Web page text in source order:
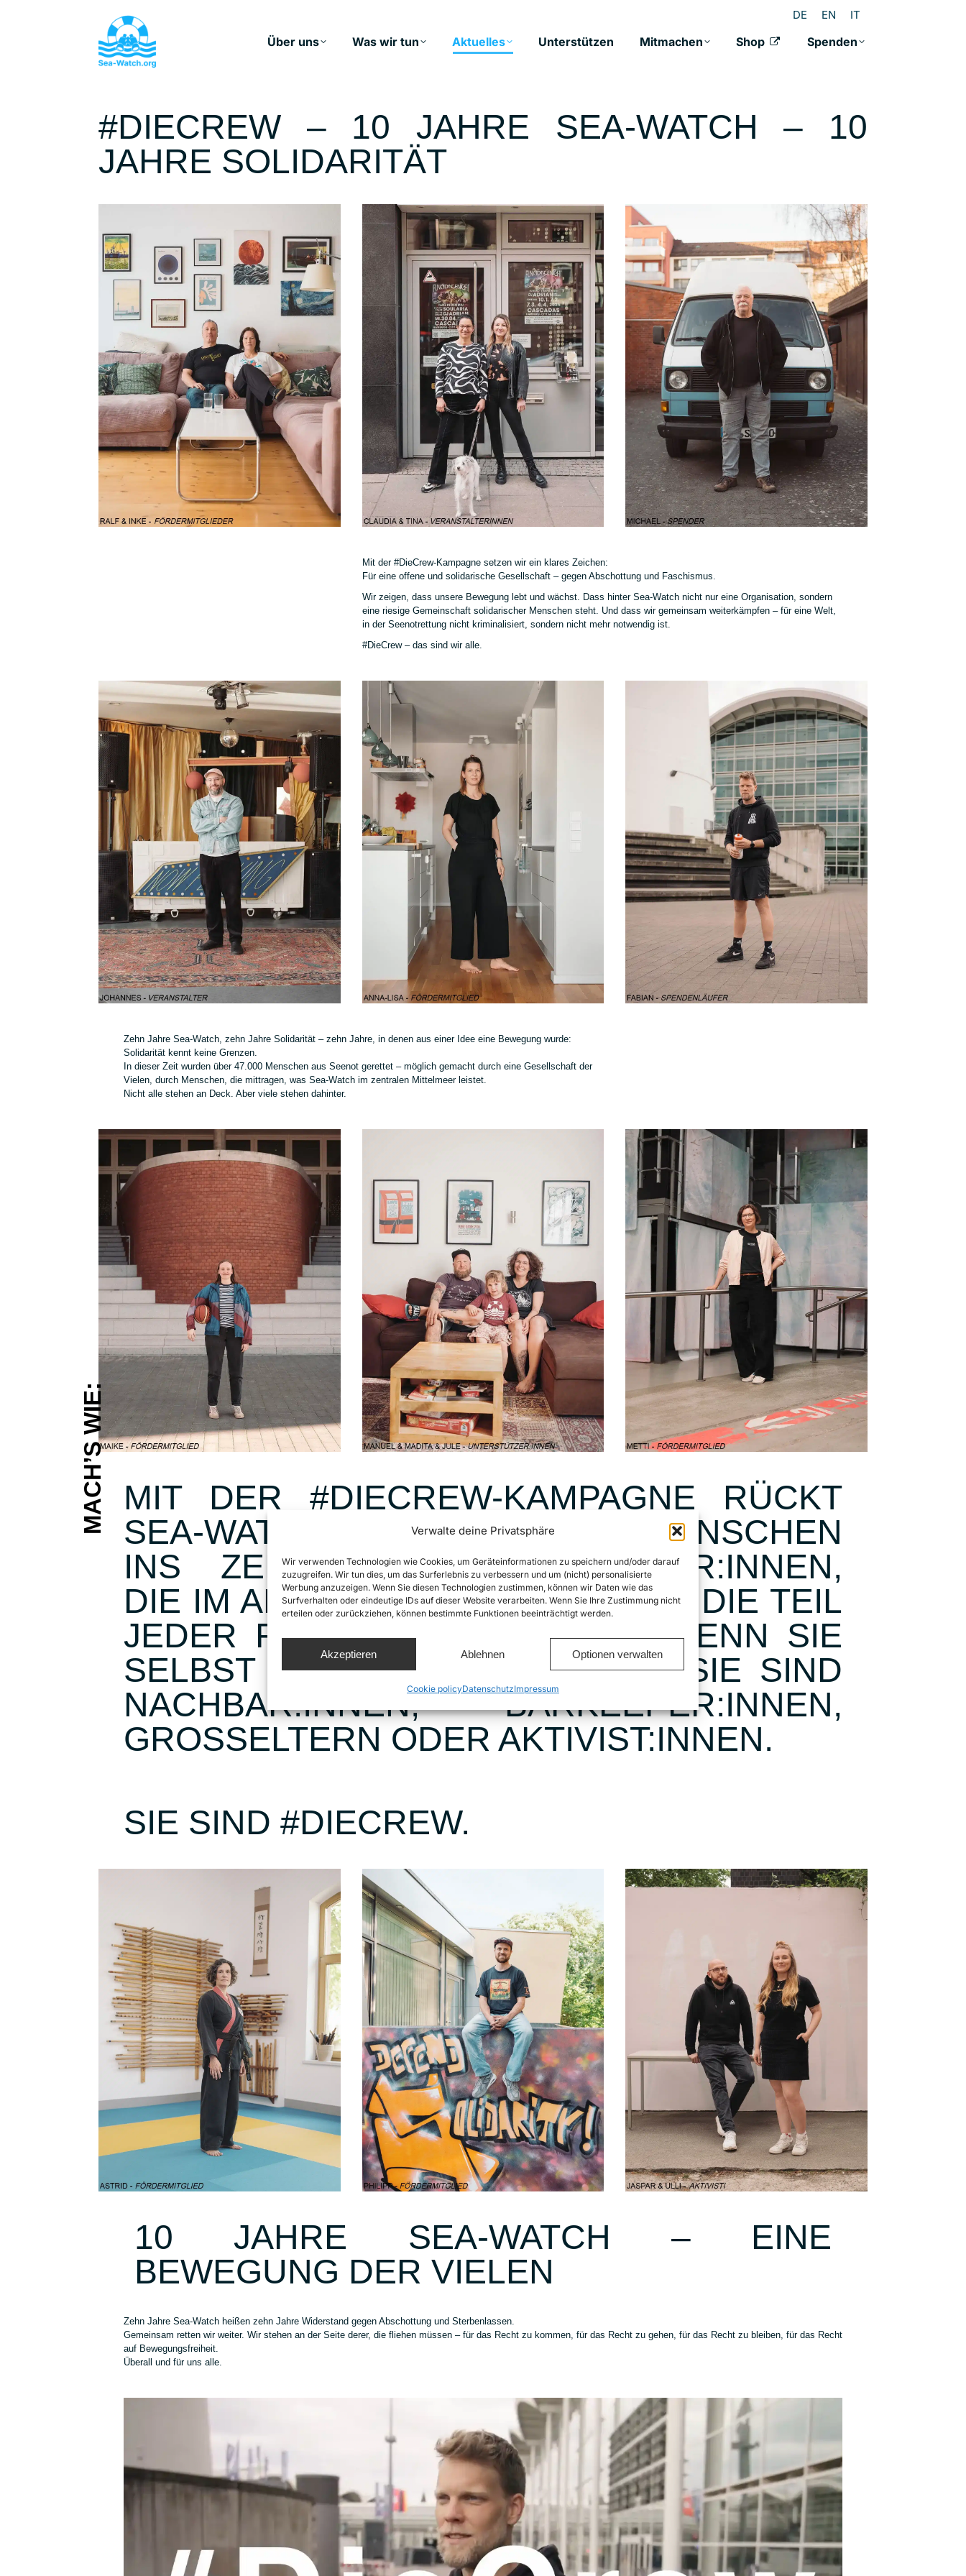
Verwalte deine Privatsphäre
Wir verwenden Technologien wie Cookies, um Geräteinformationen zu speichern und/oder darauf
zuzugreifen. Wir tun dies, um das Surferlebnis zu verbessern und um (nicht) personalisierte
Werbung anzuzeigen. Wenn Sie diesen Technologien zustimmen, können wir Daten wie das
Surfverhalten oder eindeutige IDs auf dieser Website verarbeiten. Wenn Sie Ihre Zustimmung nicht
erteilen oder zurückziehen, können bestimmte Funktionen beeinträchtigt werden.
Akzeptieren Ablehnen Optionen verwalten
Cookie policyDatenschutzImpressum
DE EN IT
Über uns Was wir tun Aktuelles Unterstützen Mitmachen Shop Spenden
#DIECREW – 10 JAHRE SEA-WATCH – 10
JAHRE SOLIDARITÄT
MACH’S WIE:
Mit der #DieCrew-Kampagne setzen wir ein klares Zeichen:
Für eine offene und solidarische Gesellschaft – gegen Abschottung und Faschismus.
Wir zeigen, dass unsere Bewegung lebt und wächst. Dass hinter Sea-Watch nicht nur eine Organisation, sondern
eine riesige Gemeinschaft solidarischer Menschen steht. Und dass wir gemeinsam weiterkämpfen – für eine Welt,
in der Seenotrettung nicht kriminalisiert, sondern nicht mehr notwendig ist.
#DieCrew – das sind wir alle.
Zehn Jahre Sea-Watch, zehn Jahre Solidarität – zehn Jahre, in denen aus einer Idee eine Bewegung wurde:
Solidarität kennt keine Grenzen.
In dieser Zeit wurden über 47.000 Menschen aus Seenot gerettet – möglich gemacht durch eine Gesellschaft der
Vielen, durch Menschen, die mittragen, was Sea-Watch im zentralen Mittelmeer leistet.
Nicht alle stehen an Deck. Aber viele stehen dahinter.
MIT DER #DIECREW-KAMPAGNE RÜCKT
SEA-WATCH GENAU DIESE MENSCHEN
INS ZENTRUM: UNTERSTÜTZER:INNEN,
DIE IM ALLTAG HALTUNG ZEIGEN. DIE TEIL
JEDER RETTUNG SIND, AUCH WENN SIE
SELBST NIE AN BORD WAREN. SIE SIND
NACHBAR:INNEN, BARKEEPER:INNEN,
GROSSELTERN ODER AKTIVIST:INNEN.
SIE SIND #DIECREW.
10 JAHRE SEA-WATCH – EINE
BEWEGUNG DER VIELEN
Zehn Jahre Sea-Watch heißen zehn Jahre Widerstand gegen Abschottung und Sterbenlassen.
Gemeinsam retten wir weiter. Wir stehen an der Seite derer, die fliehen müssen – für das Recht zu kommen, für das Recht zu gehen, für das Recht zu bleiben, für das Recht
auf Bewegungsfreiheit.
Überall und für uns alle.